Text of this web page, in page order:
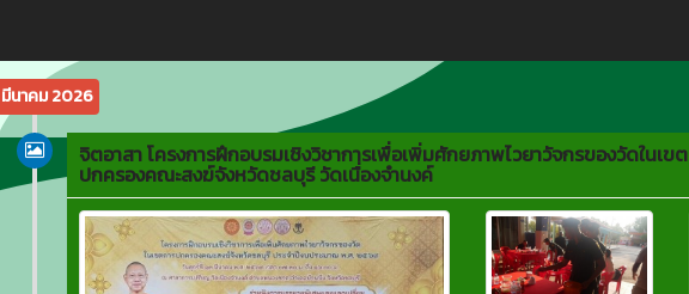
มีนาคม 2026
จิตอาสา โครงการฝึกอบรมเชิงวิชาการเพื่อเพิ่มศักยภาพไวยาวัจกรของวัดในเขต
ปกครองคณะสงฆ์จังหวัดชลบุรี วัดเนื่องจำนงค์